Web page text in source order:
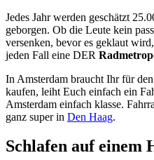
Jedes Jahr werden geschätzt
geborgen. Ob die Leute kein
versenken, bevor es geklaut
jeden Fall eine DER
In Amsterdam braucht Ihr für den
kaufen, leiht Euch einfach ein
Amsterdam einfach klasse.
ganz super in Den Haag.
Schlafen auf einem